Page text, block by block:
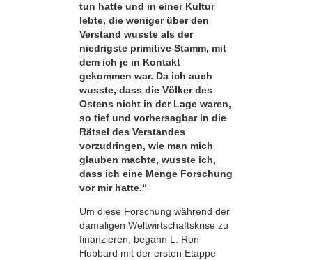
tun hatte und in einer Kultur
lebte, die weniger über den
Verstand wusste als der
niedrigste primitive Stamm, mit
dem ich je in Kontakt
gekommen war. Da ich auch
wusste, dass die Völker des
Ostens nicht in der Lage waren,
so tief und vorhersagbar in die
Rätsel des Verstandes
vorzudringen, wie man mich
glauben machte, wusste ich,
dass ich eine Menge Forschung
vor mir hatte.“
Um diese Forschung während der
damaligen Weltwirtschaftskrise zu
finanzieren, begann L. Ron
Hubbard mit der ersten Etappe